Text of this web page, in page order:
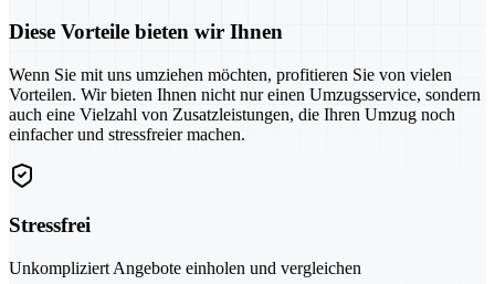
Diese Vorteile bieten wir Ihnen
Wenn Sie mit uns umziehen möchten, profitieren Sie von vielen
Vorteilen. Wir bieten Ihnen nicht nur einen Umzugsservice, sondern
auch eine Vielzahl von Zusatzleistungen, die Ihren Umzug noch
einfacher und stressfreier machen.
Stressfrei
Unkompliziert Angebote einholen und vergleichen